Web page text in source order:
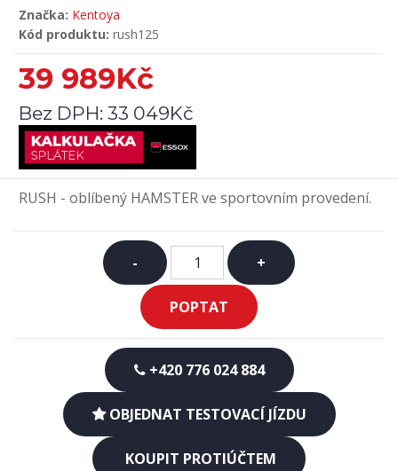
Značka: Kentoya
Kód produktu: rush125
39 989Kč
Bez DPH: 33 049Kč
RUSH - oblíbený HAMSTER ve sportovním provedení.
- +
POPTAT
+420 776 024 884
OBJEDNAT TESTOVACÍ JÍZDU
KOUPIT PROTIÚČTEM